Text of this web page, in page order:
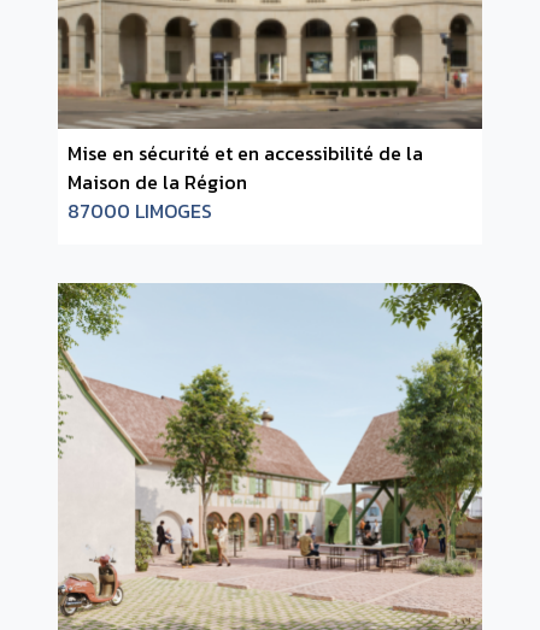
Mise en sécurité et en accessibilité de la
Maison de la Région
87000 LIMOGES